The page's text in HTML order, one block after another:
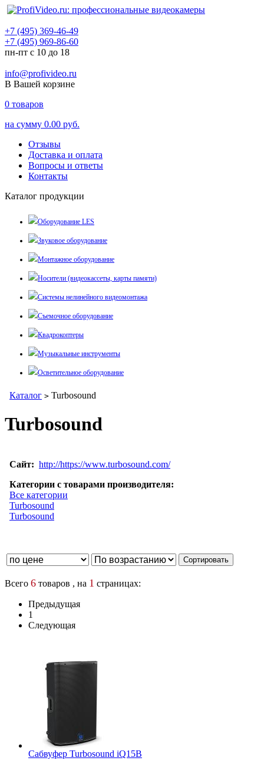
+7 (495) 369-46-49
+7 (495) 969-86-60
пн-пт с 10 до 18
info@profivideo.ru
В Вашей корзине
0 товаров
на сумму 0.00 руб.
Отзывы
Доставка и оплата
Вопросы и ответы
Контакты
Каталог продукции
Оборудование LES
Звуковое оборудование
Монтажное оборудование
Носители (видеокассеты, карты памяти)
Системы нелинейного видеомонтажа
Съемочное оборудование
Квадрокоптеры
Музыкальные инструменты
Осветительное оборудование
Каталог > Turbosound
Turbosound
Сайт: http://https://www.turbosound.com/
Категории с товарами производителя:
Все категории
Turbosound
Turbosound
Всего 6 товаров , на 1 страницах:
Предыдущая
1
Следующая
Cабвуфер Turbosound iQ15B